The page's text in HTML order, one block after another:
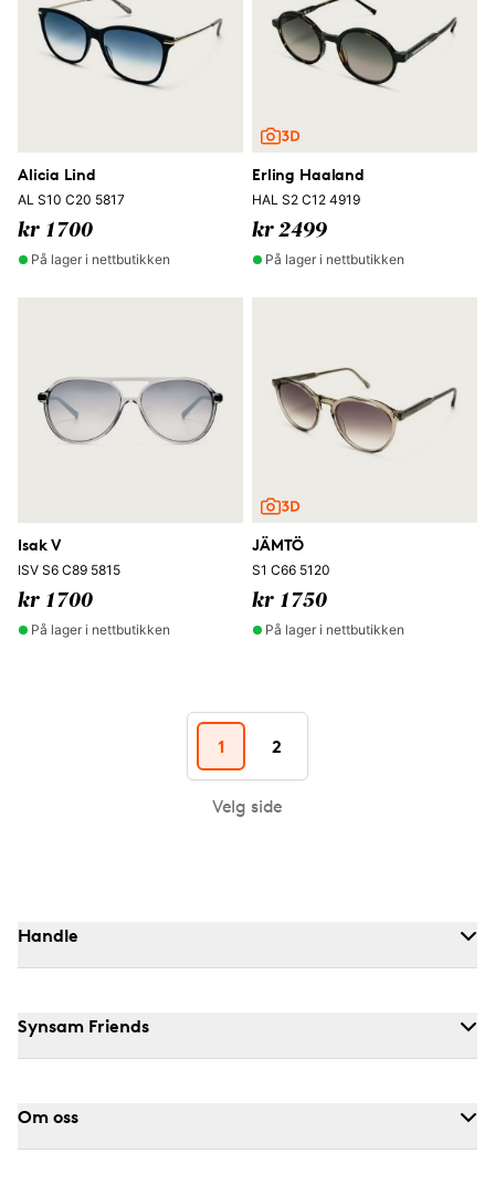
Alicia Lind
AL S10 C20 5817
kr 1700
På lager i nettbutikken
Erling Haaland
HAL S2 C12 4919
kr 2499
På lager i nettbutikken
Isak V
ISV S6 C89 5815
kr 1700
På lager i nettbutikken
JÄMTÖ
S1 C66 5120
kr 1750
På lager i nettbutikken
1 2
Velg side
Handle
Synsam Friends
Om oss